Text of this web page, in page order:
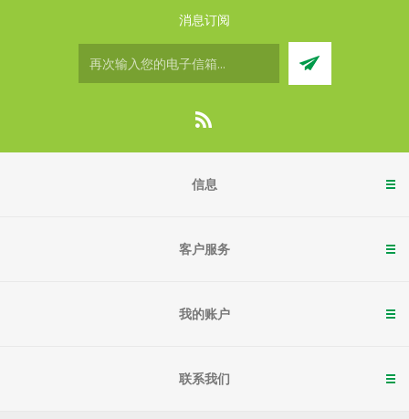
消息订阅
信息
客户服务
我的账户
联系我们